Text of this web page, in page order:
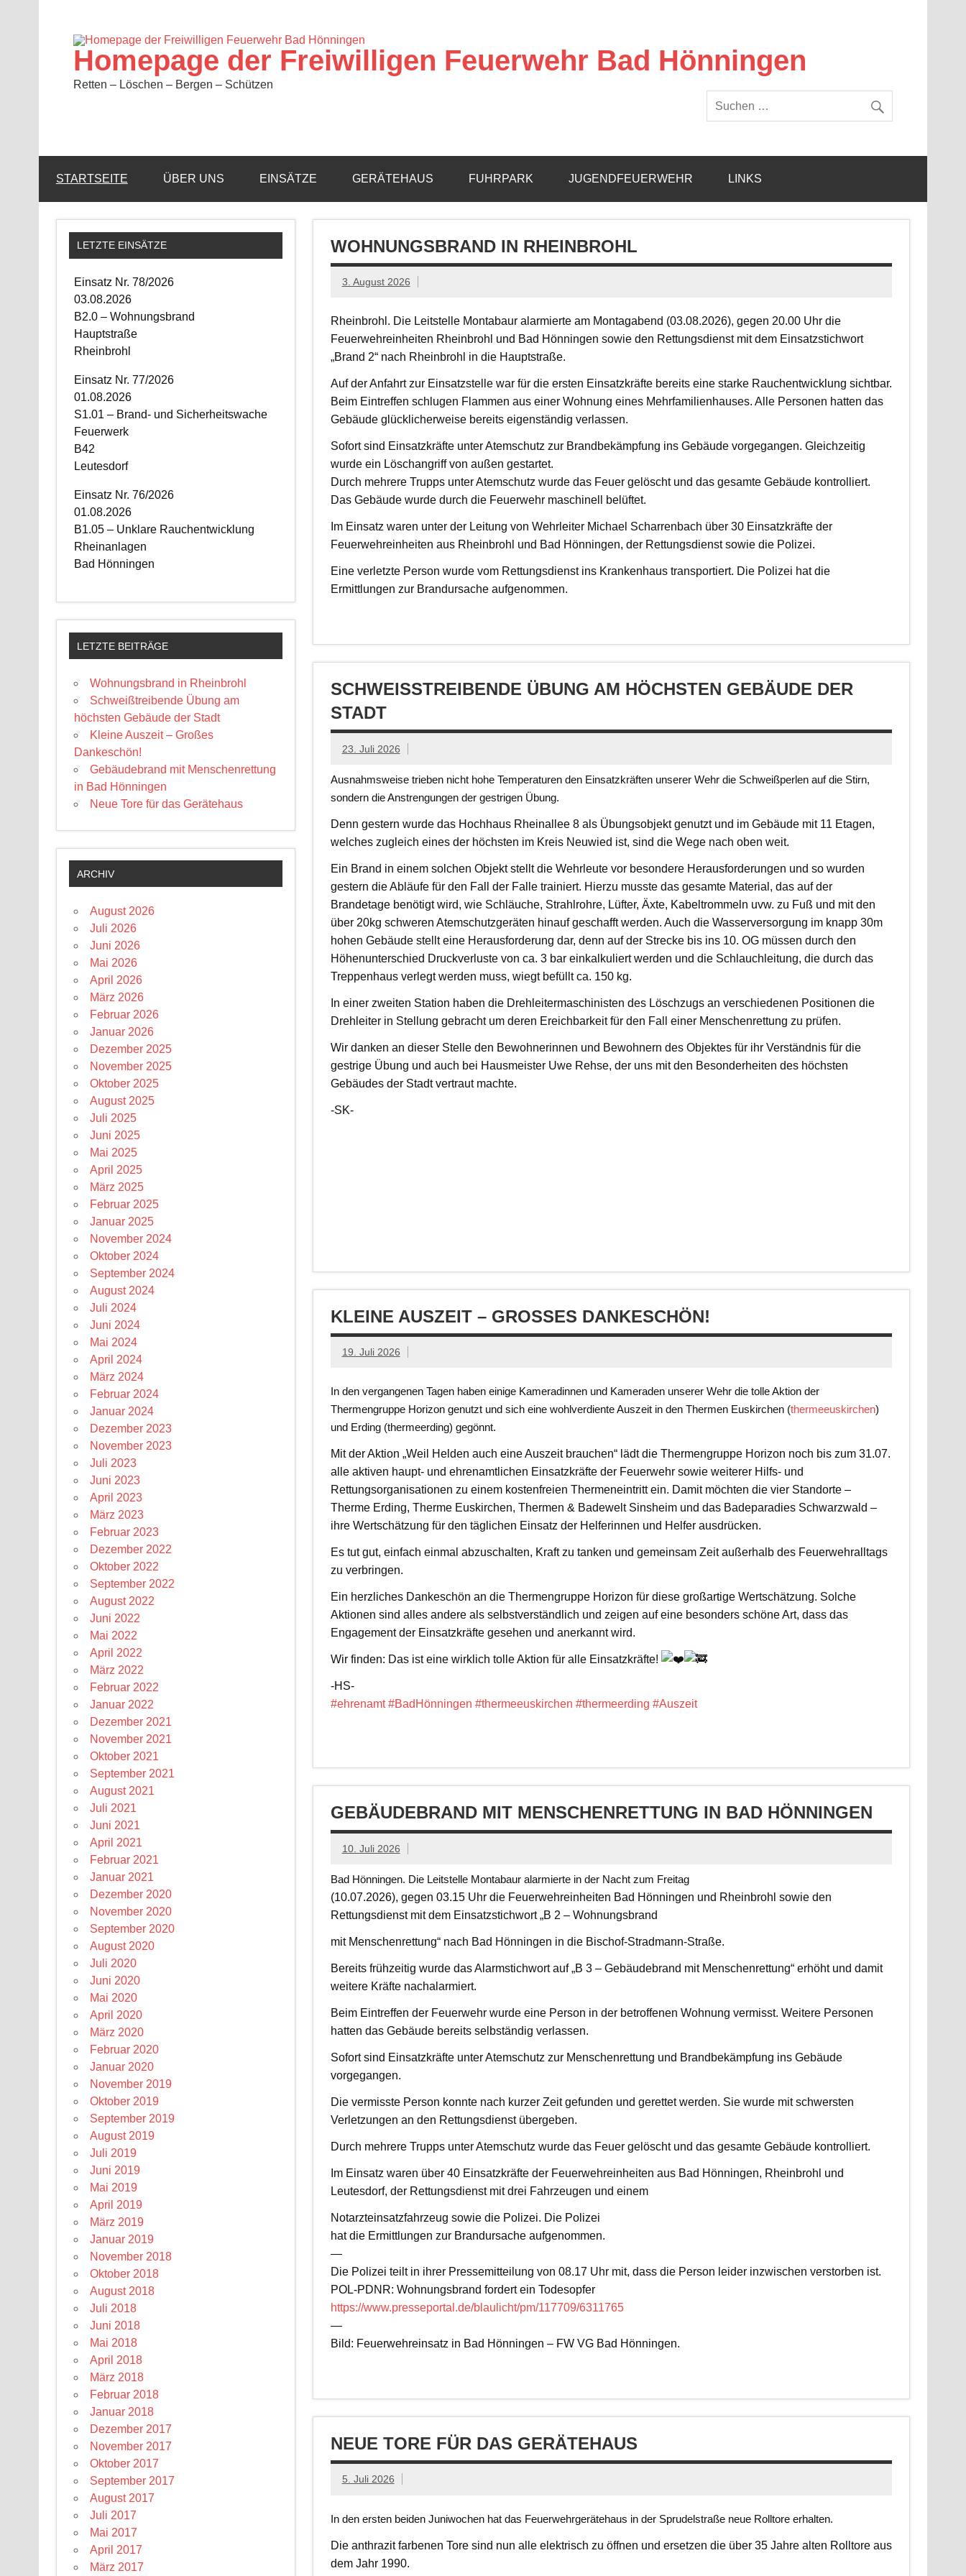
Homepage der Freiwilligen Feuerwehr Bad Hönningen
Retten – Löschen – Bergen – Schützen
STARTSEITE ÜBER UNS EINSÄTZE GERÄTEHAUS FUHRPARK JUGENDFEUERWEHR LINKS
WOHNUNGSBRAND IN RHEINBROHL
3. August 2026
Rheinbrohl. Die Leitstelle Montabaur alarmierte am Montagabend (03.08.2026), gegen 20.00 Uhr die
Feuerwehreinheiten Rheinbrohl und Bad Hönningen sowie den Rettungsdienst mit dem Einsatzstichwort
„Brand 2“ nach Rheinbrohl in die Hauptstraße.
Auf der Anfahrt zur Einsatzstelle war für die ersten Einsatzkräfte bereits eine starke Rauchentwicklung sichtbar.
Beim Eintreffen schlugen Flammen aus einer Wohnung eines Mehrfamilienhauses. Alle Personen hatten das
Gebäude glücklicherweise bereits eigenständig verlassen.
Sofort sind Einsatzkräfte unter Atemschutz zur Brandbekämpfung ins Gebäude vorgegangen. Gleichzeitig
wurde ein Löschangriff von außen gestartet.
Durch mehrere Trupps unter Atemschutz wurde das Feuer gelöscht und das gesamte Gebäude kontrolliert.
Das Gebäude wurde durch die Feuerwehr maschinell belüftet.
Im Einsatz waren unter der Leitung von Wehrleiter Michael Scharrenbach über 30 Einsatzkräfte der
Feuerwehreinheiten aus Rheinbrohl und Bad Hönningen, der Rettungsdienst sowie die Polizei.
Eine verletzte Person wurde vom Rettungsdienst ins Krankenhaus transportiert. Die Polizei hat die
Ermittlungen zur Brandursache aufgenommen.
SCHWEISSTREIBENDE ÜBUNG AM HÖCHSTEN GEBÄUDE DER S
TADT
23. Juli 2026
Ausnahmsweise trieben nicht hohe Temperaturen den Einsatzkräften unserer Wehr die Schweißperlen auf die Stirn,
sondern die Anstrengungen der gestrigen Übung.
Denn gestern wurde das Hochhaus Rheinallee 8 als Übungsobjekt genutzt und im Gebäude mit 11 Etagen,
welches zugleich eines der höchsten im Kreis Neuwied ist, sind die Wege nach oben weit.
Ein Brand in einem solchen Objekt stellt die Wehrleute vor besondere Herausforderungen und so wurden
gestern die Abläufe für den Fall der Falle trainiert. Hierzu musste das gesamte Material, das auf der
Brandetage benötigt wird, wie Schläuche, Strahlrohre, Lüfter, Äxte, Kabeltrommeln uvw. zu Fuß und mit den
über 20kg schweren Atemschutzgeräten hinauf geschafft werden. Auch die Wasserversorgung im knapp 30m
hohen Gebäude stellt eine Herausforderung dar, denn auf der Strecke bis ins 10. OG müssen durch den
Höhenunterschied Druckverluste von ca. 3 bar einkalkuliert werden und die Schlauchleitung, die durch das
Treppenhaus verlegt werden muss, wiegt befüllt ca. 150 kg.
In einer zweiten Station haben die Drehleitermaschinisten des Löschzugs an verschiedenen Positionen die
Drehleiter in Stellung gebracht um deren Ereichbarkeit für den Fall einer Menschenrettung zu prüfen.
Wir danken an dieser Stelle den Bewohnerinnen und Bewohnern des Objektes für ihr Verständnis für die
gestrige Übung und auch bei Hausmeister Uwe Rehse, der uns mit den Besonderheiten des höchsten
Gebäudes der Stadt vertraut machte.
-SK-
KLEINE AUSZEIT – GROSSES DANKESCHÖN!
19. Juli 2026
In den vergangenen Tagen haben einige Kameradinnen und Kameraden unserer Wehr die tolle Aktion der
Thermengruppe Horizon genutzt und sich eine wohlverdiente Auszeit in den Thermen Euskirchen (thermeeuskirchen)
und Erding (thermeerding) gegönnt.
Mit der Aktion „Weil Helden auch eine Auszeit brauchen“ lädt die Thermengruppe Horizon noch bis zum 31.07.
alle aktiven haupt- und ehrenamtlichen Einsatzkräfte der Feuerwehr sowie weiterer Hilfs- und
Rettungsorganisationen zu einem kostenfreien Thermeneintritt ein. Damit möchten die vier Standorte –
Therme Erding, Therme Euskirchen, Thermen & Badewelt Sinsheim und das Badeparadies Schwarzwald –
ihre Wertschätzung für den täglichen Einsatz der Helferinnen und Helfer ausdrücken.
Es tut gut, einfach einmal abzuschalten, Kraft zu tanken und gemeinsam Zeit außerhalb des Feuerwehralltags
zu verbringen.
Ein herzliches Dankeschön an die Thermengruppe Horizon für diese großartige Wertschätzung. Solche
Aktionen sind alles andere als selbstverständlich und zeigen auf eine besonders schöne Art, dass das
Engagement der Einsatzkräfte gesehen und anerkannt wird.
Wir finden: Das ist eine wirklich tolle Aktion für alle Einsatzkräfte!
-HS-
#ehrenamt #BadHönningen #thermeeuskirchen #thermeerding #Auszeit
GEBÄUDEBRAND MIT MENSCHENRETTUNG IN BAD HÖNNINGEN
10. Juli 2026
Bad Hönningen. Die Leitstelle Montabaur alarmierte in der Nacht zum Freitag
(10.07.2026), gegen 03.15 Uhr die Feuerwehreinheiten Bad Hönningen und Rheinbrohl sowie den
Rettungsdienst mit dem Einsatzstichwort „B 2 – Wohnungsbrand
mit Menschenrettung“ nach Bad Hönningen in die Bischof-Stradmann-Straße.
Bereits frühzeitig wurde das Alarmstichwort auf „B 3 – Gebäudebrand mit Menschenrettung“ erhöht und damit
weitere Kräfte nachalarmiert.
Beim Eintreffen der Feuerwehr wurde eine Person in der betroffenen Wohnung vermisst. Weitere Personen
hatten das Gebäude bereits selbständig verlassen.
Sofort sind Einsatzkräfte unter Atemschutz zur Menschenrettung und Brandbekämpfung ins Gebäude
vorgegangen.
Die vermisste Person konnte nach kurzer Zeit gefunden und gerettet werden. Sie wurde mit schwersten
Verletzungen an den Rettungsdienst übergeben.
Durch mehrere Trupps unter Atemschutz wurde das Feuer gelöscht und das gesamte Gebäude kontrolliert.
Im Einsatz waren über 40 Einsatzkräfte der Feuerwehreinheiten aus Bad Hönningen, Rheinbrohl und
Leutesdorf, der Rettungsdienst mit drei Fahrzeugen und einem
Notarzteinsatzfahrzeug sowie die Polizei. Die Polizei
hat die Ermittlungen zur Brandursache aufgenommen.
—
Die Polizei teilt in ihrer Pressemitteilung von 08.17 Uhr mit, dass die Person leider inzwischen verstorben ist.
POL-PDNR: Wohnungsbrand fordert ein Todesopfer
https://www.presseportal.de/blaulicht/pm/117709/6311765
—
Bild: Feuerwehreinsatz in Bad Hönningen – FW VG Bad Hönningen.
NEUE TORE FÜR DAS GERÄTEHAUS
5. Juli 2026
In den ersten beiden Juniwochen hat das Feuerwehrgerätehaus in der Sprudelstraße neue Rolltore erhalten.
Die anthrazit farbenen Tore sind nun alle elektrisch zu öffnen und ersetzen die über 35 Jahre alten Rolltore aus
dem Jahr 1990.
LETZTE EINSÄTZE
Einsatz Nr. 78/2026
03.08.2026
B2.0 – Wohnungsbrand
Hauptstraße
Rheinbrohl
Einsatz Nr. 77/2026
01.08.2026
S1.01 – Brand- und Sicherheitswache
Feuerwerk
B42
Leutesdorf
Einsatz Nr. 76/2026
01.08.2026
B1.05 – Unklare Rauchentwicklung
Rheinanlagen
Bad Hönningen
LETZTE BEITRÄGE
Wohnungsbrand in Rheinbrohl
Schweißtreibende Übung am
höchsten Gebäude der Stadt
Kleine Auszeit – Großes
Dankeschön!
Gebäudebrand mit Menschenrettung
in Bad Hönningen
Neue Tore für das Gerätehaus
ARCHIV
August 2026
Juli 2026
Juni 2026
Mai 2026
April 2026
März 2026
Februar 2026
Januar 2026
Dezember 2025
November 2025
Oktober 2025
August 2025
Juli 2025
Juni 2025
Mai 2025
April 2025
März 2025
Februar 2025
Januar 2025
November 2024
Oktober 2024
September 2024
August 2024
Juli 2024
Juni 2024
Mai 2024
April 2024
März 2024
Februar 2024
Januar 2024
Dezember 2023
November 2023
Juli 2023
Juni 2023
April 2023
März 2023
Februar 2023
Dezember 2022
Oktober 2022
September 2022
August 2022
Juni 2022
Mai 2022
April 2022
März 2022
Februar 2022
Januar 2022
Dezember 2021
November 2021
Oktober 2021
September 2021
August 2021
Juli 2021
Juni 2021
April 2021
Februar 2021
Januar 2021
Dezember 2020
November 2020
September 2020
August 2020
Juli 2020
Juni 2020
Mai 2020
April 2020
März 2020
Februar 2020
Januar 2020
November 2019
Oktober 2019
September 2019
August 2019
Juli 2019
Juni 2019
Mai 2019
April 2019
März 2019
Januar 2019
November 2018
Oktober 2018
August 2018
Juli 2018
Juni 2018
Mai 2018
April 2018
März 2018
Februar 2018
Januar 2018
Dezember 2017
November 2017
Oktober 2017
September 2017
August 2017
Juli 2017
Mai 2017
April 2017
März 2017